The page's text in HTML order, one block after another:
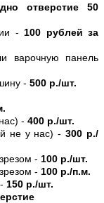
отверстие 50
- 100 рублей за
варочную панель
- 500 р./шт.
- 400 р./шт.
не у нас) -300 р./
- 100 р./шт.
- 100 р./п.м.
150 р./шт.